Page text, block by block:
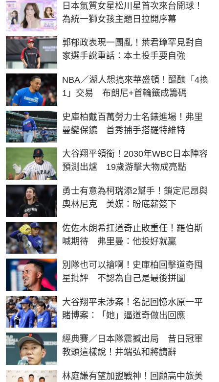
日本氣質女星松川星首次來台開球！
為統一獅女孩主題日拉開序幕
郭郁政表現一團亂！葉君璋罕見對自
家選手說重話：本土投手要自強
NBA／湖人想搞來華盛頓！醞釀「4換
1」交易 布朗尼+首輪籤成籌碼
史庫柏戴百萬勞力士名錶進場！弗里
曼變保鑣 首秀捕手搭羅特維特
大谷翔平領銜！2030年WBC日本陣容
預測出爐 19歲游擊大物成亮點
勇士有意為柯瑞添2幫手！鎖定尼昂與
奧林尼克 美媒：盼底薪簽下
佐佐木朗希扛道奇止敗重任！羅伯斯
喊期待 弗里曼：他投好就贏
別隊也可以搶啊！史庫柏回擊道奇囤
星批評 不認為自己是最後拼圖
大谷翔平未涉案！名記回憶水原一平
賭博案：「她」逼道奇做出回應
經典賽／日本隊震撼出局 昔日冠軍
教頭這樣說！井端弘和將請辭
林庭謙有望加盟戰神！回顧高中旅美